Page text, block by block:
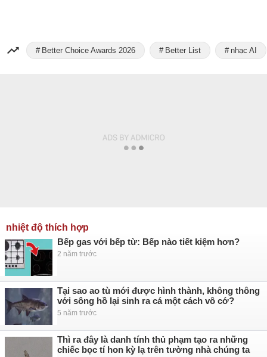
Better Choice Awards 2026 Better List nhạc AI
nhiệt độ thích hợp
Bếp gas với bếp từ: Bếp nào tiết kiệm hơn?
2 năm trước
Tại sao ao tù mới được hình thành, không thông
với sông hồ lại sinh ra cá một cách vô cớ?
5 năm trước
Thì ra đây là danh tính thủ phạm tạo ra những
chiếc bọc tí hon kỳ lạ trên tường nhà chúng ta